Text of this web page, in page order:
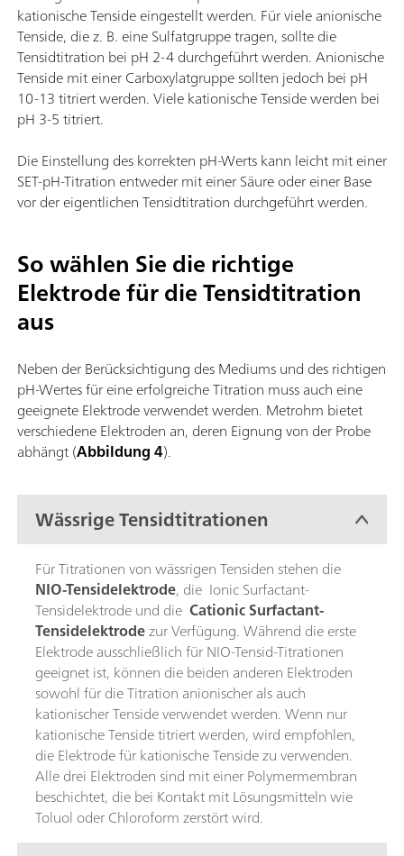
kationische Tenside eingestellt werden. Für viele anionische
Tenside, die z. B. eine Sulfatgruppe tragen, sollte die
Tensidtitration bei pH 2-4 durchgeführt werden. Anionische
Tenside mit einer Carboxylatgruppe sollten jedoch bei pH
10-13 titriert werden. Viele kationische Tenside werden bei
pH 3-5 titriert.
Die Einstellung des korrekten pH-Werts kann leicht mit einer
SET-pH-Titration entweder mit einer Säure oder einer Base
vor der eigentlichen Tensidtitration durchgeführt werden.
So wählen Sie die richtige
Elektrode für die Tensidtitration
aus
Neben der Berücksichtigung des Mediums und des richtigen
pH-Wertes für eine erfolgreiche Titration muss auch eine
geeignete Elektrode verwendet werden. Metrohm bietet
verschiedene Elektroden an, deren Eignung von der Probe
abhängt (Abbildung 4).
Wässrige Tensidtitrationen
Für Titrationen von wässrigen Tensiden stehen die
NIO-Tensidelektrode, die Ionic Surfactant-
Tensidelektrode und die Cationic Surfactant-
Tensidelektrodezur Verfügung. Während die erste
Elektrode ausschließlich für NIO-Tensid-Titrationen
geeignet ist, können die beiden anderen Elektroden
sowohl für die Titration anionischer als auch
kationischer Tenside verwendet werden. Wenn nur
kationische Tenside titriert werden, wird empfohlen,
die Elektrode für kationische Tenside zu verwenden.
Alle drei Elektroden sind mit einer Polymermembran
beschichtet, die bei Kontakt mit Lösungsmitteln wie
Toluol oder Chloroform zerstört wird.